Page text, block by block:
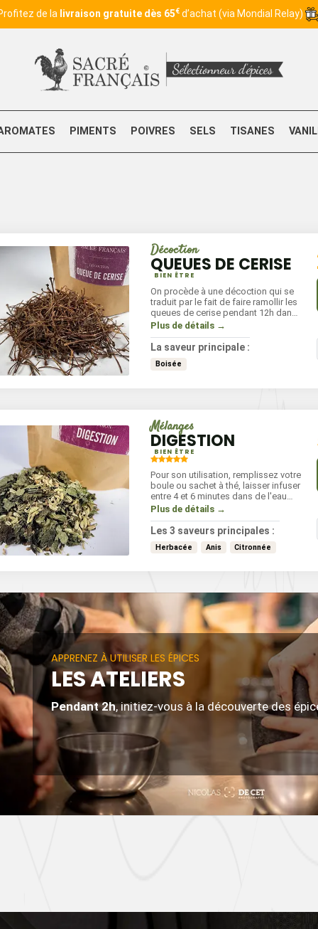
de la livraison gratuite dès 65€ d’achat (via Mondial Relay)
PIMENTS POIVRES SELS TISANES
DE GRENADE
LIBAN
cadeau
3.30
30 g
Mélange d’épices
TOMATO
Mélange d’épices
GARAM MASALA
CURRY
POIVRE
8
PIMENT
Décoction
QUEUES DE CERISE
BIEN ÊTRE
On procède à une décoction qui se
traduit par le fait de faire ramollir les
queues de cerise pendant 12h dans
de l'eau froide puis idéalement les
laisser infuser 10 minutes de plus.
Plus de détails →
La saveur principale :
Boisée
Mélanges
DIGESTION
BIEN ÊTRE
Pour son utilisation, remplissez votre
boule ou sachet à thé, laisser infuser
entre 4 et 6 minutes dans de l'eau
frémissante. À boire chaude après
digestion.
Plus de détails →
Les 3 saveurs principales :
Herbacée Anis Citronnée
APPRENEZ À UTILISER LES ÉPICES
LES ATELIERS
Pendant 2h, initiez-vous à la découverte des